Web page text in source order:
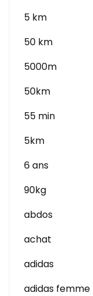
5 km
50 km
5000m
50km
55 min
5km
6 ans
90kg
abdos
achat
adidas
adidas femme